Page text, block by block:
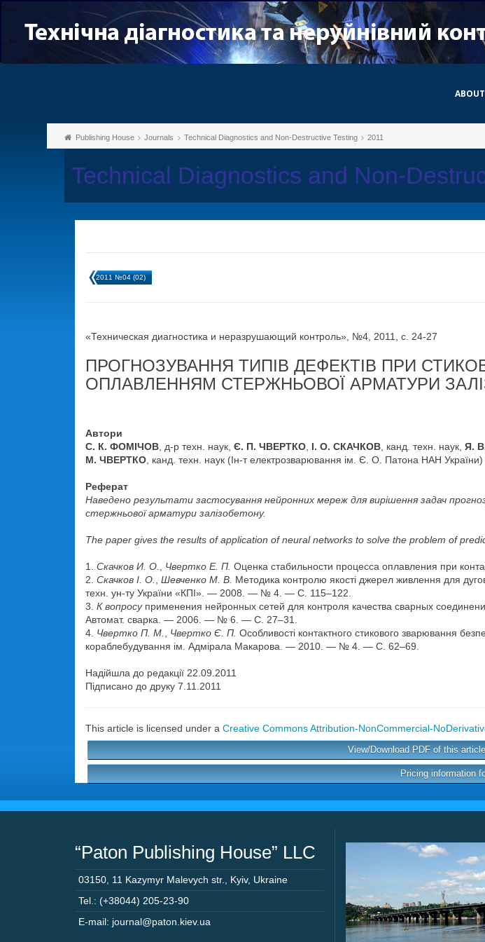
Publishing House Journals Technical Diagnostics and Non-Destructive Testing 2011
Technical Diagnostics and Non-
2011 №04 (02)
«Техническая диагностика и неразрушающий контроль», №4, 2011, с. 24-27
ПРОГНОЗУВАННЯ ТИПІВ ДЕФЕКТІВ ПРИ
ОПЛАВЛЕННЯМ СТЕРЖНЬОВОЇ АРМАТУРИ
Автори
С. К. ФОМІЧОВ , д-р техн. наук, Є. П. ЧВЕРТКО І. О. СКАЧКОВ , канд. техн. наук, Я.
М. ЧВЕРТКО , канд. техн. наук (Ін-т електрозварювання ім. Є. О. Патона НАН України)
Реферат
Наведено результати застосування нейронних мереж для вирішення задач
стержньової арматури залізобетону.
The paper gives the results of application of neural networks to solve the problem of
1. Скачков И. О. Чвертко Е. П. Оценка стабильности процесса оплавления при
2. Скачков І. О. Шевченко М. В. Методика контролю якості джерел живлення для
техн. ун-ту України «КПІ». — 2008. — № 4. — С. 115–122.
3. К вопросуприменения нейронных сетей для контроля качества сварных
Автомат. сварка. — 2006. — № 6. — С. 27–31.
4. Чвертко П. М. Чвертко Є. П. Особливості контактного стикового зварювання
кораблебудування ім. Адмірала Макарова. — 2010. — № 4. — С. 62–69.
Надійшла до редакції 22.09.2011
Підписано до друку 7.11.2011
This article is licensed under a Creative Commons Attribution-NonCommercial-
View/Download PDF of this
Pricing information
“Paton Publishing House” LLC
03150 11 Kazymyr Malevych str. Kyiv, Ukraine
Tel.: (+38044) 205-23-90
E-mail: journal@paton.kiev.ua